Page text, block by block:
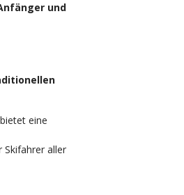
und
eine
aller